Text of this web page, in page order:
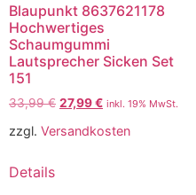
Blaupunkt 8637621178
Hochwertiges
Schaumgummi
Lautsprecher Sicken Set
151
33,99€ 27,99€ inkl. 19% MwSt.
zzgl. Versandkosten
Details